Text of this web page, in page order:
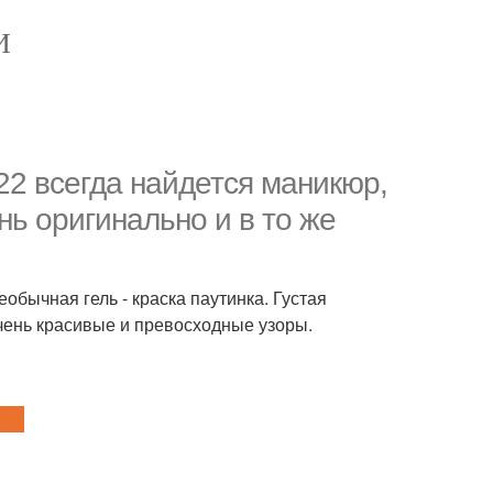
всегда найдется маникюр,
оригинально и в то же
гель - краска паутинка. Густая
красивые и превосходные узоры.